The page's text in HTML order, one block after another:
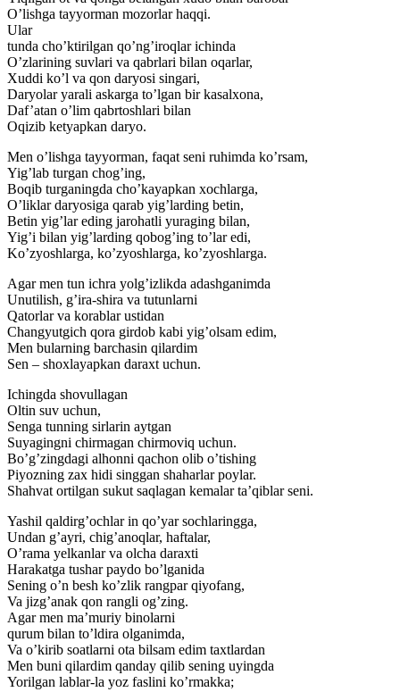
O’lishga tayyorman mozorlar haqqi.
Ular
tunda cho’ktirilgan qo’ng’iroqlar ichinda
O’zlarining suvlari va qabrlari bilan oqarlar,
Xuddi ko’l va qon daryosi singari,
Daryolar yarali askarga to’lgan bir kasalxona,
Daf’atan o’lim qabrtoshlari bilan
Oqizib ketyapkan daryo.
Men o’lishga tayyorman, faqat seni ruhimda ko’rsam,
Yig’lab turgan chog’ing,
Boqib turganingda cho’kayapkan xochlarga,
O’liklar daryosiga qarab yig’larding betin,
Betin yig’lar eding jarohatli yuraging bilan,
Yig’i bilan yig’larding qobog’ing to’lar edi,
Ko’zyoshlarga, ko’zyoshlarga, ko’zyoshlarga.
Agar men tun ichra yolg’izlikda adashganimda
Unutilish, g’ira-shira va tutunlarni
Qatorlar va korablar ustidan
Changyutgich qora girdob kabi yig’olsam edim,
Men bularning barchasin qilardim
Sen – shoxlayapkan daraxt uchun.
Ichingda shovullagan
Oltin suv uchun,
Senga tunning sirlarin aytgan
Suyagingni chirmagan chirmoviq uchun.
Bo’g’zingdagi alhonni qachon olib o’tishing
Piyozning zax hidi singgan shaharlar poylar.
Shahvat ortilgan sukut saqlagan kemalar ta’qiblar seni.
Yashil qaldirg’ochlar in qo’yar sochlaringga,
Undan g’ayri, chig’anoqlar, haftalar,
O’rama yelkanlar va olcha daraxti
Harakatga tushar paydo bo’lganida
Sening o’n besh ko’zlik rangpar qiyofang,
Va jizg’anak qon rangli og’zing.
Agar men ma’muriy binolarni
qurum bilan to’ldira olganimda,
Va o’kirib soatlarni ota bilsam edim taxtlardan
Men buni qilardim qanday qilib sening uyingda
Yorilgan lablar-la yoz faslini ko’rmakka;